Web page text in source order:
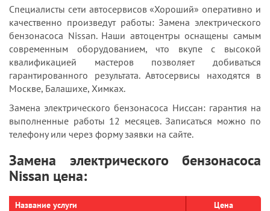
Специалисты сети автосервисов «Хороший» оперативно и
качественно произведут работы: Замена электрического
бензонасоса Nissan. Наши автоцентры оснащены самым
современным оборудованием, что вкупе с высокой
квалификацией мастеров позволяет добиваться
гарантированного результата. Автосервисы находятся в
Москве, Балашихе, Химках.
Замена электрического бензонасоса Ниссан: гарантия на
выполненные работы 12 месяцев. Записаться можно по
телефону или через форму заявки на сайте.
Замена электрического бензонасоса
Nissan цена:
Название услуги
Цена